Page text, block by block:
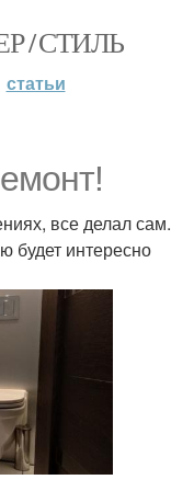
/ СТИЛЬ
статьи
все делал сам.
будет интересно